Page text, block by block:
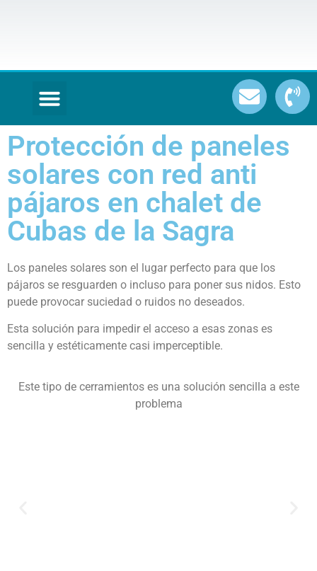
Protección de paneles
solares con red anti
pájaros en chalet de
Cubas de la Sagra
Los paneles solares son el lugar perfecto para que los
pájaros se resguarden o incluso para poner sus nidos. Esto
puede provocar suciedad o ruidos no deseados.
Esta solución para impedir el acceso a esas zonas es
sencilla y estéticamente casi imperceptible.
Este tipo de cerramientos es una solución sencilla a este
problema